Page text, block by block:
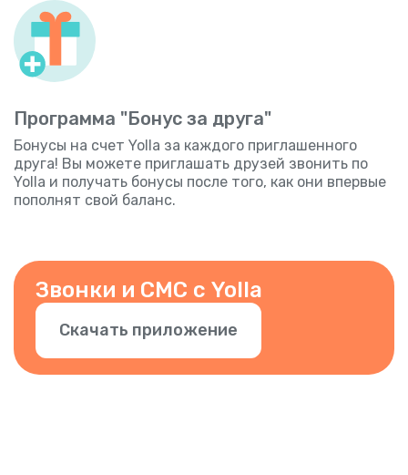
Программа "Бонус за друга"
Бонусы на счет Yolla за каждого приглашенного
друга! Вы можете приглашать друзей звонить по
Yolla и получать бонусы после того, как они впервые
пополнят свой баланс.
Звонки и СМС с Yolla
Скачать приложение